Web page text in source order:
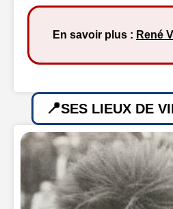
En savoir plus : René
SES LIEUX DE